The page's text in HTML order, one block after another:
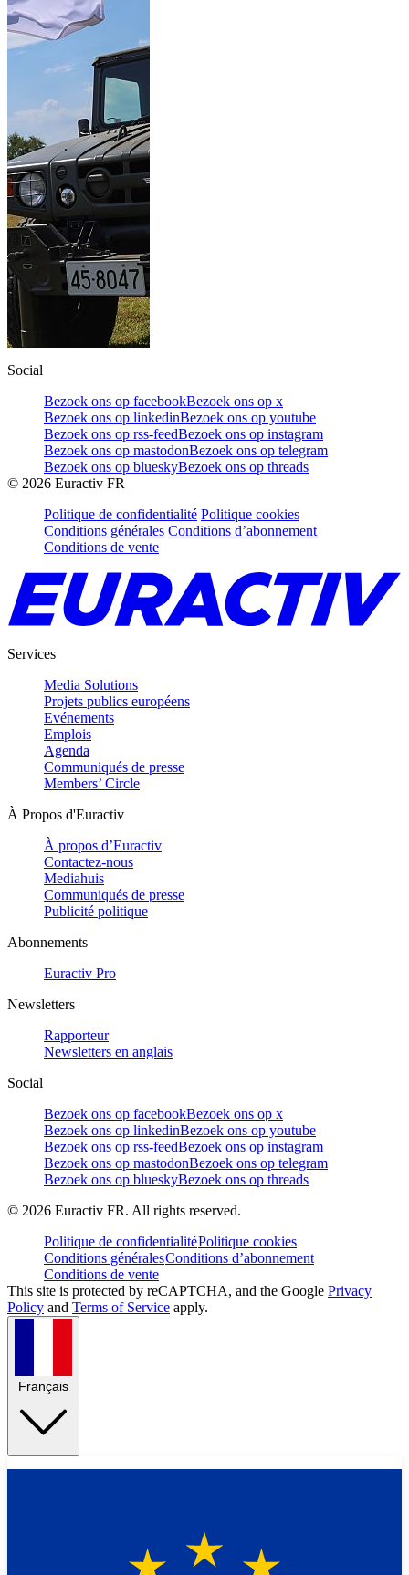
Social
Bezoek ons op facebookBezoek ons op x
Bezoek ons op linkedinBezoek ons op youtube
Bezoek ons op rss-feedBezoek ons op instagram
Bezoek ons op mastodonBezoek ons op telegram
Bezoek ons op blueskyBezoek ons op threads
© 2026 Euractiv FR
Politique de confidentialité Politique cookies
Conditions générales Conditions d’abonnement
Conditions de vente
Services
Media Solutions
Projets publics européens
Evénements
Emplois
Agenda
Communiqués de presse
Members’ Circle
À Propos d'Euractiv
À propos d’Euractiv
Contactez-nous
Mediahuis
Communiqués de presse
Publicité politique
Abonnements
Euractiv Pro
Newsletters
Rapporteur
Newsletters en anglais
Social
Bezoek ons op facebookBezoek ons op x
Bezoek ons op linkedinBezoek ons op youtube
Bezoek ons op rss-feedBezoek ons op instagram
Bezoek ons op mastodonBezoek ons op telegram
Bezoek ons op blueskyBezoek ons op threads
© 2026 Euractiv FR. All rights reserved.
Politique de confidentialitéPolitique cookies
Conditions généralesConditions d’abonnement
Conditions de vente
This site is protected by reCAPTCHA, and the Google Privacy
Policy and Terms of Service apply.
Français